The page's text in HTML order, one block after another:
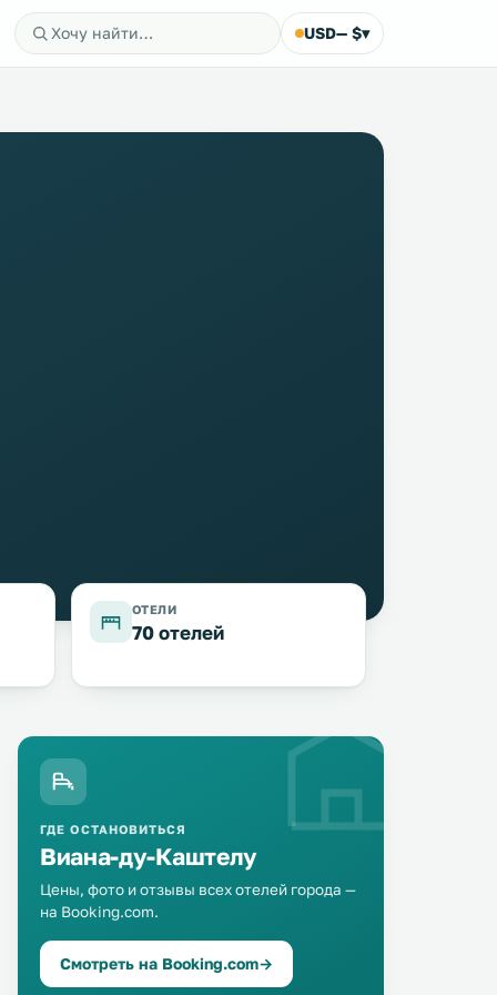
USD— $▾
ОТЕЛИ
70 отелей
0 км
Apartamentos Valdemar
≈ 75 $
Апартаменты Valdemar
ГДЕ ОСТАНОВИТЬСЯ
Виана-ду-Каштелу
Цены, фото и отзывы всех отелей города —
на Booking.com.
Смотреть на Booking.com→